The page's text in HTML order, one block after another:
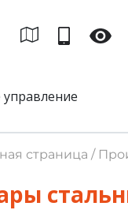
страница /